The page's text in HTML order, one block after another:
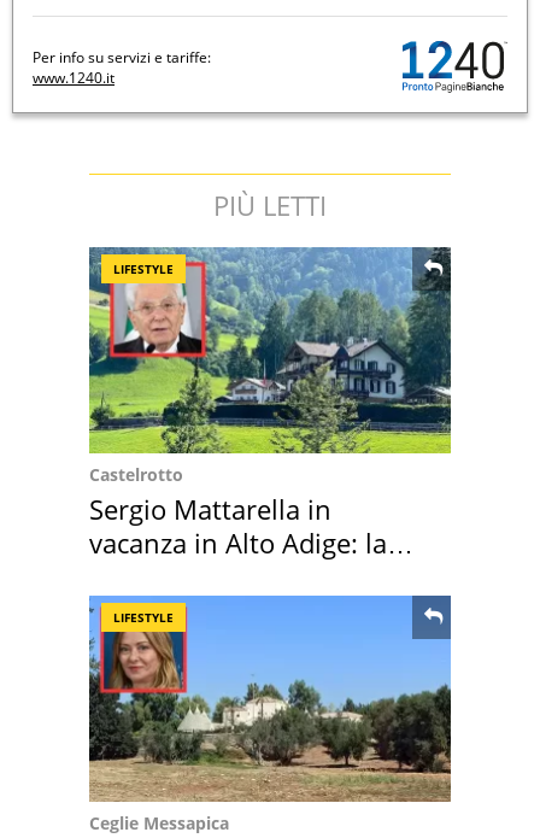
Per info su servizi e tariffe:
www.1240.it
PIÙ LETTI
LIFESTYLE
Castelrotto
Sergio Mattarella in
vacanza in Alto Adige: la
LIFESTYLE
Ceglie Messapica